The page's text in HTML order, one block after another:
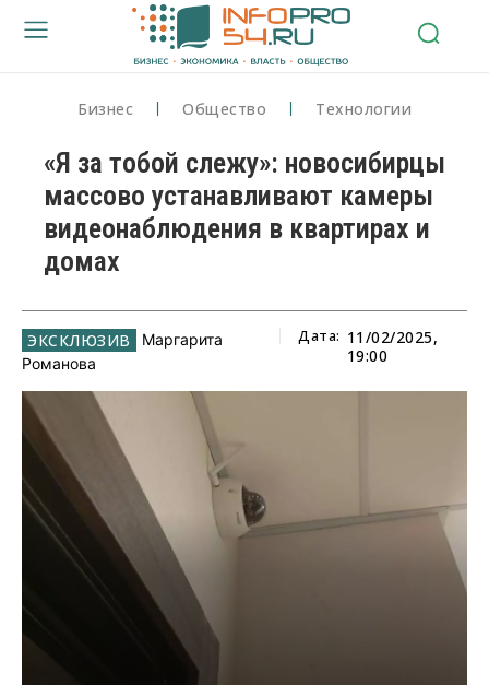
Бизнес Общество Технологии
«Я за тобой слежу»: новосибирцы
массово устанавливают камеры
видеонаблюдения в квартирах и
домах
Маргарита
Романова
Дата: 11/02/2025,
19:00